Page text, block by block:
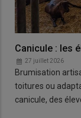
Canicule : les
27 juillet 2026
Brumisation
toitures ou
canicule, des